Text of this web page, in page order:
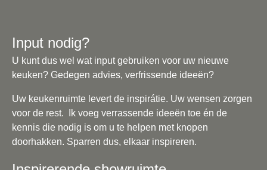
Input nodig?
U kunt dus wel wat input gebruiken voor uw nieuwe
keuken? Gedegen advies, verfrissende ideeën?
Uw keukenruimte levert de inspirátie. Uw wensen zorgen
voor de rest. Ik voeg verrassende ideeën toe én de
kennis die nodig is om u te helpen met knopen
doorhakken. Sparren dus, elkaar inspireren.